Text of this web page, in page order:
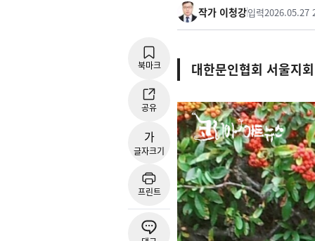
작가 이청강입력2026.05.27
북마크
공유
가
글자크기
프린트
대한문인협회 서울지